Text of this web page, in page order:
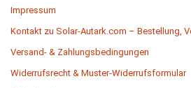
Impressum
Kontakt zu Solar-Autark.com – Bestellung,
Versand- & Zahlungsbedingungen
Widerrufsrecht & Muster-Widerrufsformular